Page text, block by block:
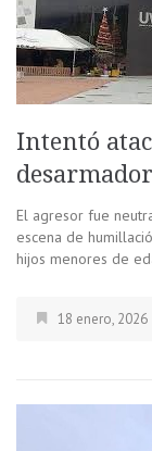
Intentó
desarmador
El agresor fue
escena de
hijos menores de
18 enero, 2026